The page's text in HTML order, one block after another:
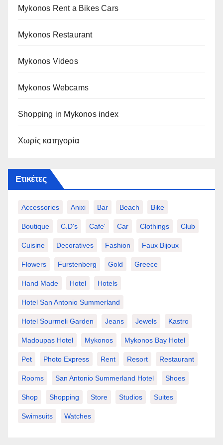
Mykonos Rent a Bikes Cars
Mykonos Restaurant
Mykonos Videos
Mykonos Webcams
Shopping in Mykonos index
Χωρίς κατηγορία
Ετικέτες
Accessories Anixi Bar Beach Bike
Boutique C.d's Cafe' Car Clothings Club
Cuisine Decoratives Fashion Faux Bijoux
Flowers Furstenberg Gold Greece
Hand Made Hotel Hotels
Hotel San Antonio Summerland
Hotel Sourmeli Garden Jeans Jewels Kastro
Madoupas Hotel Mykonos Mykonos Bay Hotel
Pet Photo Express Rent Resort Restaurant
Rooms San Antonio Summerland Hotel Shoes
Shop Shopping Store Studios Suites
Swimsuits Watches